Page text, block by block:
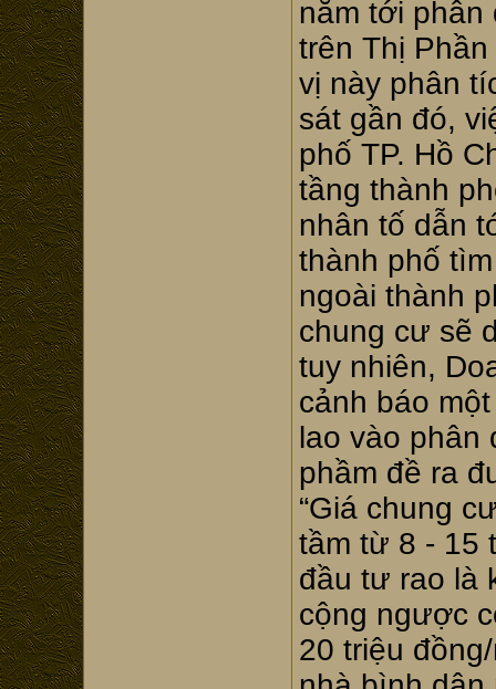
năm tới phân
trên Thị
vị này phân
sát gần đó,
phố TP. Hồ
tầng thành
nhân tố dẫn
thành phố
ngoài thành
chung cư sẽ
tuy nhiên,
cảnh báo
lao vào phân
phầm đề ra
“Giá chung
tầm từ 8 - 15
đầu tư rao là
cộng ngược
20 triệu